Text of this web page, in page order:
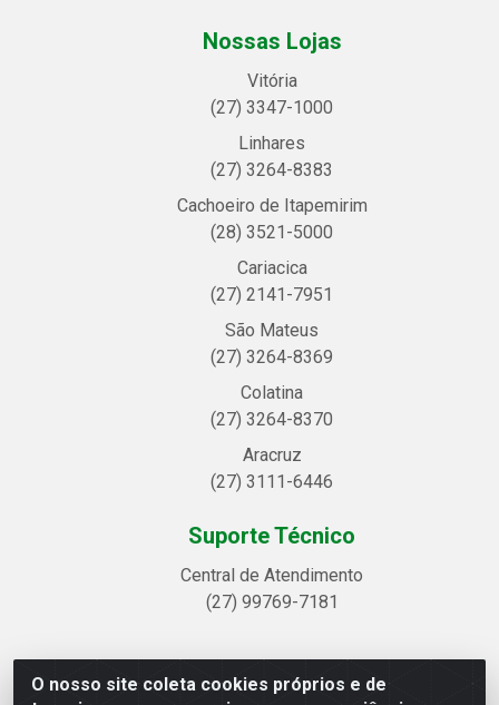
O nosso site coleta cookies próprios e de
Nossas Lojas
Vitória
(27) 3347-1000
Linhares
(27) 3264-8383
Cachoeiro de Itapemirim
(28) 3521-5000
Cariacica
(27) 2141-7951
São Mateus
(27) 3264-8369
Colatina
(27) 3264-8370
Aracruz
(27) 3111-6446
Suporte Técnico
Central de Atendimento
(27) 99769-7181
Linhavix Distribuidora LTDA - Avenida Alegre, 2521 -